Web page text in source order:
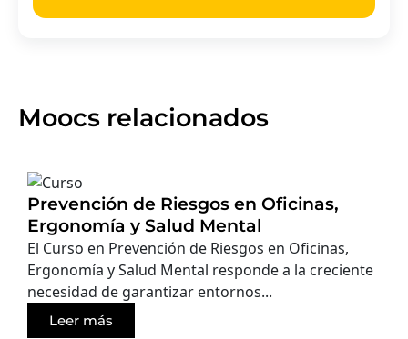
Moocs relacionados
Prevención de Riesgos en Oficinas,
Ergonomía y Salud Mental
El Curso en Prevención de Riesgos en Oficinas,
Ergonomía y Salud Mental responde a la creciente
necesidad de garantizar entornos...
Leer más